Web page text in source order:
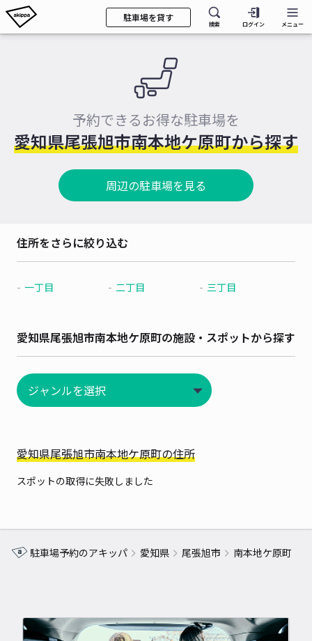
駐車場を貸す
検索 ログイン メニュー
予約できるお得な駐車場を
愛知県尾張旭市南本地ケ原町から探す
周辺の駐車場を見る
住所をさらに絞り込む
一丁目 二丁目 三丁目
愛知県尾張旭市南本地ケ原町の施設・スポットから探す
愛知県尾張旭市南本地ケ原町の住所
スポットの取得に失敗しました
駐車場予約のアキッパ 愛知県 尾張旭市 南本地ケ原町